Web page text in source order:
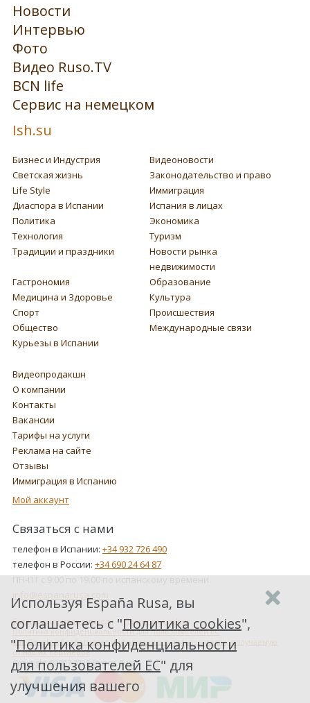
Новости
Интервью
Фото
Видео Ruso.TV
BCN life
Сервис на немецком
Ish.su
Бизнес и Индустрия
Видеоновости
Светская жизнь
Законодательство и право
Life Style
Иммиграция
Диаспора в Испании
Испания в лицах
Политика
Экономика
Технология
Туризм
Традиции и праздники
Новости рынка
недвижимости
Гастрономия
Образование
Медицина и Здоровье
Культура
Спорт
Происшествия
Общество
Международные связи
Курьезы в Испании
Видеопродакшн
О компании
Контакты
Вакансии
Тарифы на услуги
Реклама на сайте
Отзывы
Иммиграция в Испанию
Мой аккаунт
Связаться с нами
телефон в Испании: +34 932 726 490
телефон в России: +34 690 24 64 87
ПН-ПТ с 9:00 по 19:00 по испанскому времени.
info@espanarusa.com
Соглашение пользователя
Политика cookies
Политика конфиденциальности для пользователей ЕС
Как Google обрабатывает информацию о пользователях, получаемую
от наших партнеров
Copyright ©2007-2026 Espana Rusa
Используя España Rusa, вы
соглашаетесь с "Политика cookies",
"Политика конфиденциальности
для пользователей ЕС" для
улучшения вашего